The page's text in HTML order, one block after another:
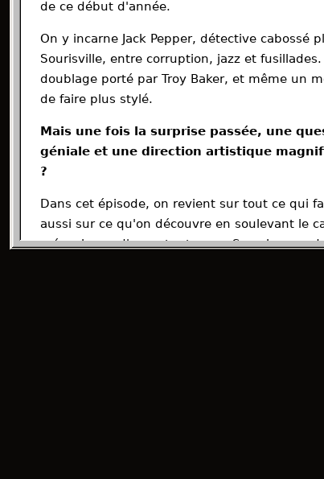
de ce début d'année.
On y incarne Jack Pepper, détective cabossé
Sourisville, entre corruption, jazz et
doublage porté par Troy Baker, et même un
de faire plus stylé.
Mais une fois la surprise passée, une
géniale et une direction artistique
?
Dans cet épisode, on revient sur tout ce qui
aussi sur ce qu'on découvre en soulevant le
mécaniques d'un autre temps. Sans langue